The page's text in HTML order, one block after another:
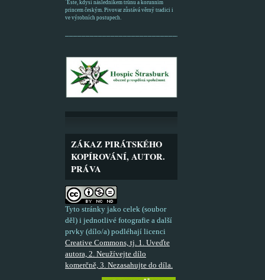
´Este, kdysi následníkem trůnu a korunním
princem českým. Pivovar zůstává věrný tradici i
ve výrobních postupech.
ZÁKAZ PIRÁTSKÉHO
KOPÍROVÁNÍ, AUTOR.
PRÁVA
Tyto stránky jako celek (soubor
děl) i jednotlivé fotografie a další
prvky (dílo/a) podléhají licenci
Creative Commons, tj. 1. Uveďte
autora, 2. Neužívejte dílo
komerčně, 3. Nezasahujte do díla.